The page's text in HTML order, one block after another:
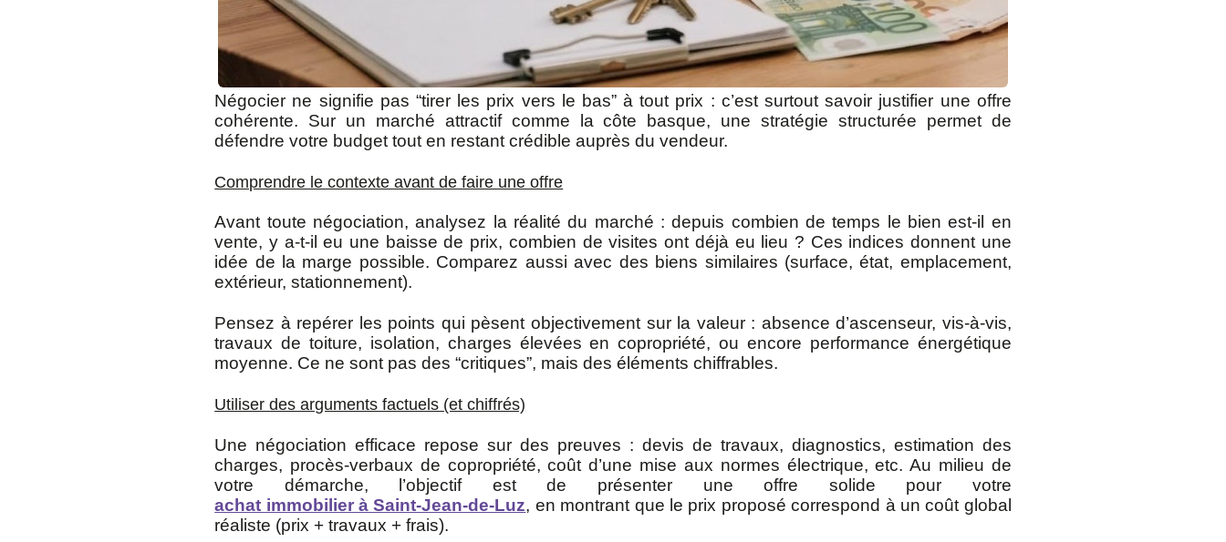
Négocier ne signifie pas “tirer les prix vers le bas” à tout prix : c’est surtout savoir justifier une offre
cohérente. Sur un marché attractif comme la côte basque, une stratégie structurée permet de
défendre votre budget tout en restant crédible auprès du vendeur.
Comprendre le contexte avant de faire une offre
Avant toute négociation, analysez la réalité du marché : depuis combien de temps le bien est-il en
vente, y a-t-il eu une baisse de prix, combien de visites ont déjà eu lieu ? Ces indices donnent une
idée de la marge possible. Comparez aussi avec des biens similaires (surface, état, emplacement,
extérieur, stationnement).
Pensez à repérer les points qui pèsent objectivement sur la valeur : absence d’ascenseur, vis-à-vis,
travaux de toiture, isolation, charges élevées en copropriété, ou encore performance énergétique
moyenne. Ce ne sont pas des “critiques”, mais des éléments chiffrables.
Utiliser des arguments factuels (et chiffrés)
Une négociation efficace repose sur des preuves : devis de travaux, diagnostics, estimation des
charges, procès-verbaux de copropriété, coût d’une mise aux normes électrique, etc. Au milieu de
votre démarche, l’objectif est de présenter une offre solide pour votre
achat immobilier à Saint-Jean-de-Luz, en montrant que le prix proposé correspond à un coût global
réaliste (prix + travaux + frais).